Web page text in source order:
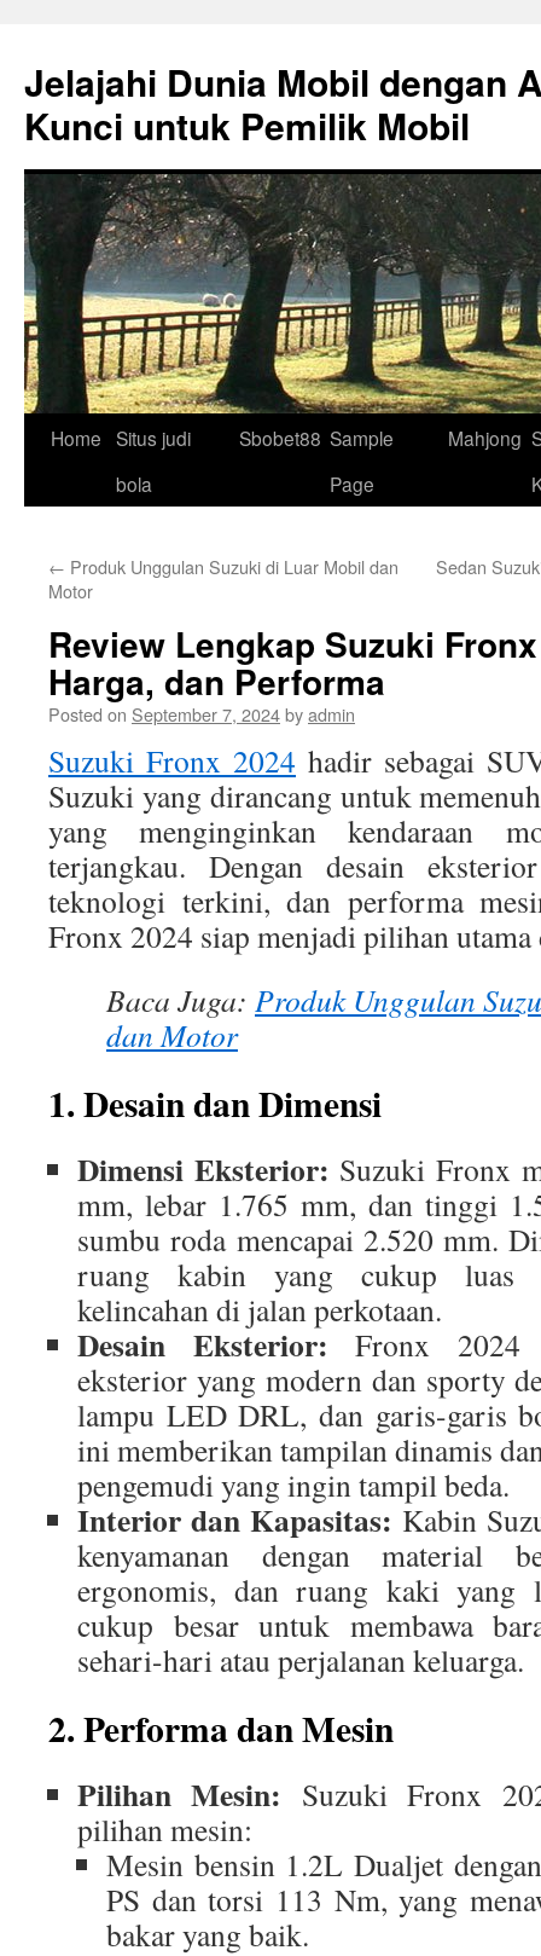
content
Jelajahi Dunia Mobil dengan
Kunci untuk Pemilik Mobil
Home Situs judi
bola
Sbobet88 Sample
Page
Mahjong
← Produk Unggulan Suzuki di Luar Mobil dan
Motor
Sedan
Review Lengkap Suzuki
Harga, dan Performa
Posted on September 7, 2024byadmin
Suzuki Fronx 2024 hadir sebagai
Suzuki yang dirancang untuk
yang menginginkan kendaraan
terjangkau. Dengan desain
teknologi terkini, dan performa
Fronx 2024 siap menjadi pilihan utama
Baca Juga: Produk Unggulan
dan Motor
1. Desain dan Dimensi
Dimensi Eksterior: Suzuki Fronx
mm, lebar 1.765 mm, dan tinggi
sumbu roda mencapai 2.520 mm.
ruang kabin yang cukup luas
kelincahan di jalan perkotaan.
Desain Eksterior: Fronx 2024
eksterior yang modern dan sporty
lampu LED DRL, dan garis-garis
ini memberikan tampilan dinamis
pengemudi yang ingin tampil beda.
Interior dan Kapasitas: Kabin
kenyamanan dengan material
ergonomis, dan ruang kaki yang
cukup besar untuk membawa
sehari-hari atau perjalanan keluarga.
2. Performa dan Mesin
Pilihan Mesin: Suzuki Fronx
pilihan mesin:
Mesin bensin 1.2L Dualjet
PS dan torsi 113 Nm, yang
bakar yang baik.